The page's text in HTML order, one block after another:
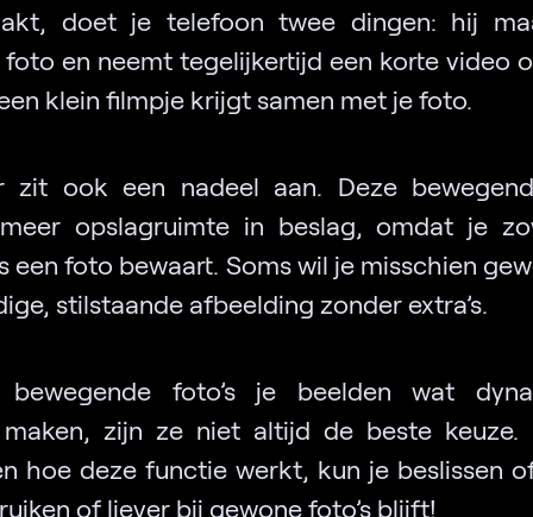
doet je telefoon twee dingen: hij
en neemt tegelijkertijd een korte video
klein filmpje krijgt samen met je foto.
zit ook een nadeel aan. Deze
opslagruimte in beslag, omdat je
een foto bewaart. Soms wil je misschien
stilstaande afbeelding zonder extra’s.
bewegende foto’s je beelden wat
maken, zijn ze niet altijd de beste keuze.
hoe deze functie werkt, kun je beslissen
of liever bij gewone foto’s blijft!